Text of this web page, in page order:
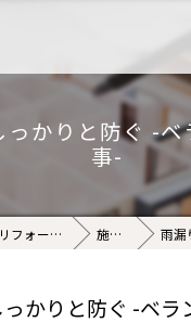
っかりと防ぐ -
事-
東京都八王子のリフォームなら株式会社H&C 施工事例 雨漏り
かりと防ぐ -ベラ